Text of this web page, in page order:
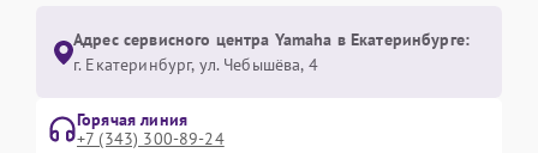
Адрес сервисного центра Yamaha в Екатеринбурге:
г. Екатеринбург, ул. Чебышёва, 4
Горячая линия
+7 (343) 300-89-24